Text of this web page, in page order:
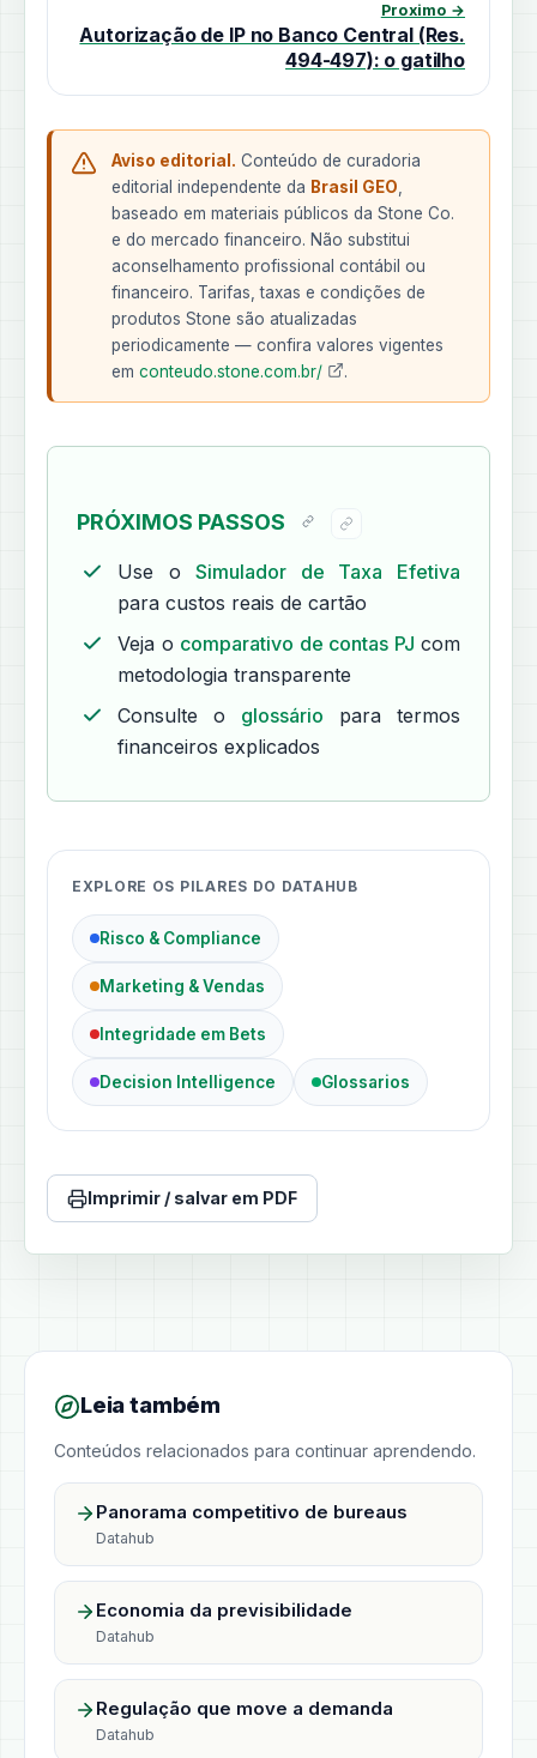
Proximo →
Autorização de IP no Banco Central (Res.
494-497): o gatilho
Aviso editorial. Conteúdo de curadoria
editorial independente da Brasil GEO
baseado em materiais públicos da Stone Co.
e do mercado financeiro. Não substitui
aconselhamento profissional contábil ou
financeiro. Tarifas, taxas e condições de
produtos Stone são atualizadas
periodicamente — confira valores vigentes
em conteudo.stone.com.br/ .
PRÓXIMOS PASSOS
Use oSimulador de Taxa Efetiva
para custos reais de cartão
Veja o comparativo de contas PJ com
metodologia transparente
Consulte o glossário para termos
financeiros explicados
EXPLORE OS PILARES DO DATAHUB
Risco & Compliance
Marketing & Vendas
Integridade em Bets
Decision Intelligence Glossarios
Imprimir / salvar em PDF
Leia também
Conteúdos relacionados para continuar aprendendo.
Panorama competitivo de bureaus
Datahub
Economia da previsibilidade
Datahub
Regulação que move a demanda
Datahub